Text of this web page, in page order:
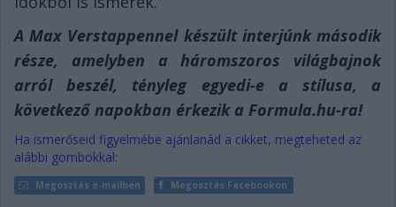
A Max Verstappennel készült interjúnk második
része, amelyben a háromszoros világbajnok
arról beszél, tényleg egyedi-e a stílusa, a
következő napokban érkezik a Formula.hu-ra!
Ha ismerőseid figyelmébe ajánlanád a cikket, megteheted az
alábbi gombokkal:
Megosztás e-mailben Megosztás Facebookon